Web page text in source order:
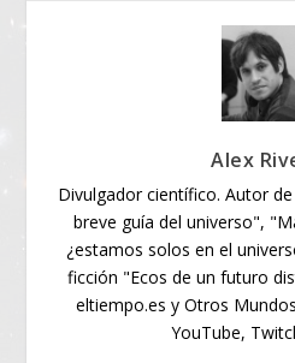
Alex
Divulgador científico. Autor
breve guía del universo",
¿estamos solos en el
ficción "Ecos de un futuro
eltiempo.es y Otros
YouTube,